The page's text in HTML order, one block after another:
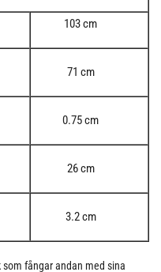
103 cm
71 cm
0.75 cm
26 cm
3.2 cm
fångar andan med sina